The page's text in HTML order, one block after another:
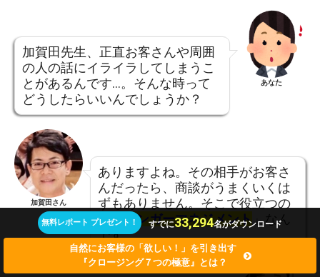
加賀田先生、正直お客さんや周囲
の人の話にイライラしてしまうこ
とがあるんです…。そんな時って
どうしたらいいんでしょうか？
あなた
加賀田さん
ありますよね。その相手がお客さ
んだったら、商談がうまくいくは
ずもありません。そこで役立つの
が「アンガーマネジメント」なん
です。
無料レポート プレゼント！ すでに33,294名がダウンロード
自然にお客様の「欲しい！」を引き出す
『クロージング７つの極意』とは？